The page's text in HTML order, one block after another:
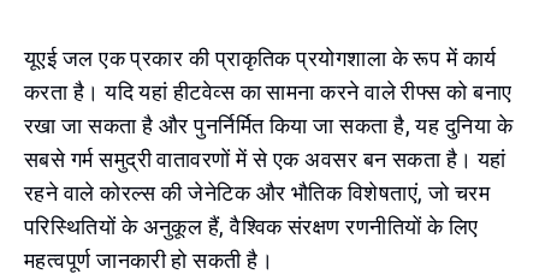
यूएई जल एक प्रकार की प्राकृतिक प्रयोगशाला के रूप में कार्य
करता है। यदि यहां हीटवेव्स का सामना करने वाले रीफ्स को बनाए
रखा जा सकता है और पुनर्निर्मित किया जा सकता है, यह दुनिया के
सबसे गर्म समुद्री वातावरणों में से एक अवसर बन सकता है। यहां
रहने वाले कोरल्स की जेनेटिक और भौतिक विशेषताएं, जो चरम
परिस्थितियों के अनुकूल हैं, वैश्विक संरक्षण रणनीतियों के लिए
महत्वपूर्ण जानकारी हो सकती है।